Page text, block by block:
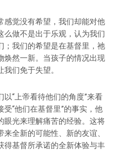
感觉没有希望，我们却能对他
么做不是出于乐观，认为我们
；我们的希望是在基督里，祂
焕然一新。当孩子的情况出现
们免于失望。
以“上帝看待他们的角度”来看
受“他们在基督里”的事实，他
眼光来理解痛苦的经验。这将
来全新的可能性、新的友谊、
得基督所承诺的全新体验与丰